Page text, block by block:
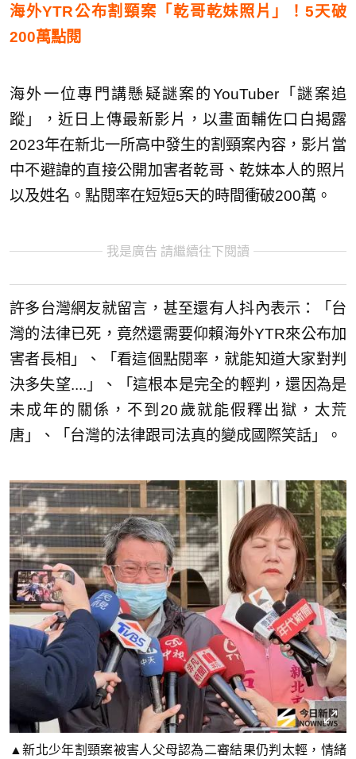
海外YTR公布割頸案「乾哥乾妹照片」！5天破
200萬點閱
海外一位專門講懸疑謎案的YouTuber「謎案追
蹤」，近日上傳最新影片，以畫面輔佐口白揭露
2023年在新北一所高中發生的割頸案內容，影片當
中不避諱的直接公開加害者乾哥、乾妹本人的照片
以及姓名。點閱率在短短5天的時間衝破200萬。
我是廣告 請繼續往下閱讀
許多台灣網友就留言，甚至還有人抖內表示：「台
灣的法律已死，竟然還需要仰賴海外YTR來公布加
害者長相」、「看這個點閱率，就能知道大家對判
決多失望....」、「這根本是完全的輕判，還因為是
未成年的關係，不到20歲就能假釋出獄，太荒
唐」、「台灣的法律跟司法真的變成國際笑話」。
▲新北少年割頸案被害人父母認為二審結果仍判太輕，情緒